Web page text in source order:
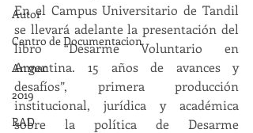
Autor
Centro de Documentacion
Anmac
2019
RAD
En el Campus Universitario de Tandil
se llevará adelante la presentación del
libro “Desarme Voluntario en
Argentina. 15 años de avances y
desafíos”, primera producción
institucional, jurídica y académica
sobre la política de Desarme